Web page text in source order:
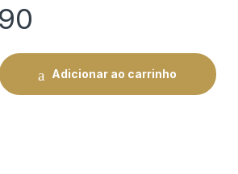
Robusto | Rei do Charuto
Adicionar ao carrinho